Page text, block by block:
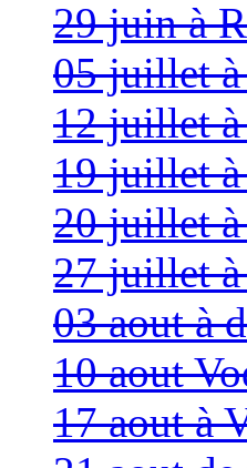
29 juin à
05 juillet
12 juillet
19 juillet
20 juillet
27 juillet
03 aout à
10 aout
17 aout à